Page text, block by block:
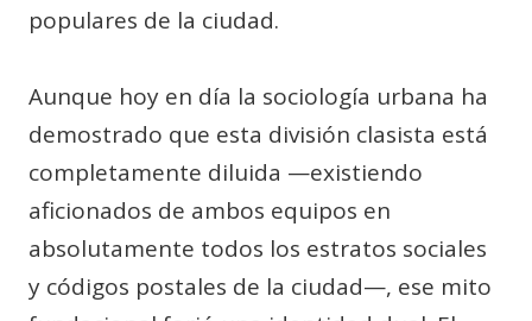
populares de la ciudad.
Aunque hoy en día la sociología urbana ha
demostrado que esta división clasista está
completamente diluida —existiendo
aficionados de ambos equipos en
absolutamente todos los estratos sociales
y códigos postales de la ciudad—, ese mito